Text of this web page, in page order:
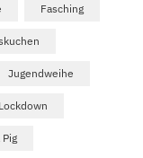
Fasching
Jugendweihe
Lockdown
Pig